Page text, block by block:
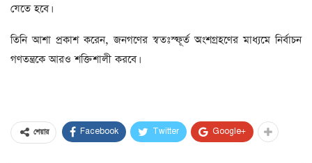
যেতে হবে।
তিনি আশা প্রকাশ করেন, জনগণের স্বতঃস্ফূর্ত অংশগ্রহণের মাধ্যমে নির্বাচন
গণতন্ত্রকে আরও শক্তিশালী করবে।
শেয়ার Facebook Twitter Google+